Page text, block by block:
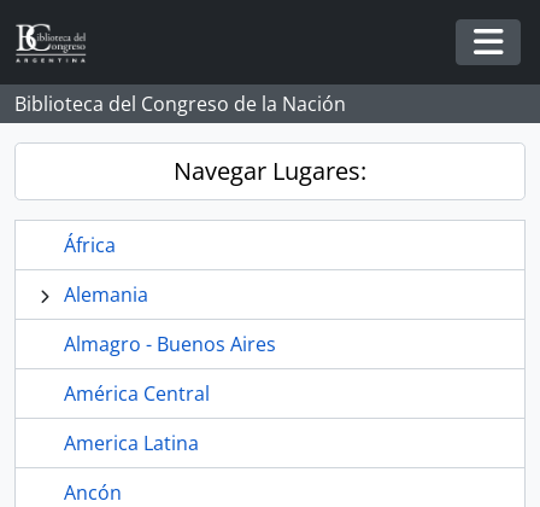
Skip to main content
Biblioteca del Congreso de la Nación
Navegar Lugares:
África
Alemania
Almagro - Buenos Aires
América Central
America Latina
Ancón